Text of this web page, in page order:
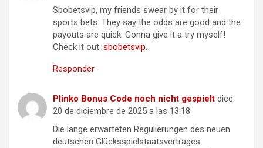
Sbobetsvip, my friends swear by it for their
sports bets. They say the odds are good and the
payouts are quick. Gonna give it a try myself!
Check it out: sbobetsvip.
Responder
Plinko Bonus Code noch nicht gespielt dice:
20 de diciembre de 2025 a las 13:18
Die lange erwarteten Regulierungen des neuen
deutschen Glücksspielstaatsvertrages